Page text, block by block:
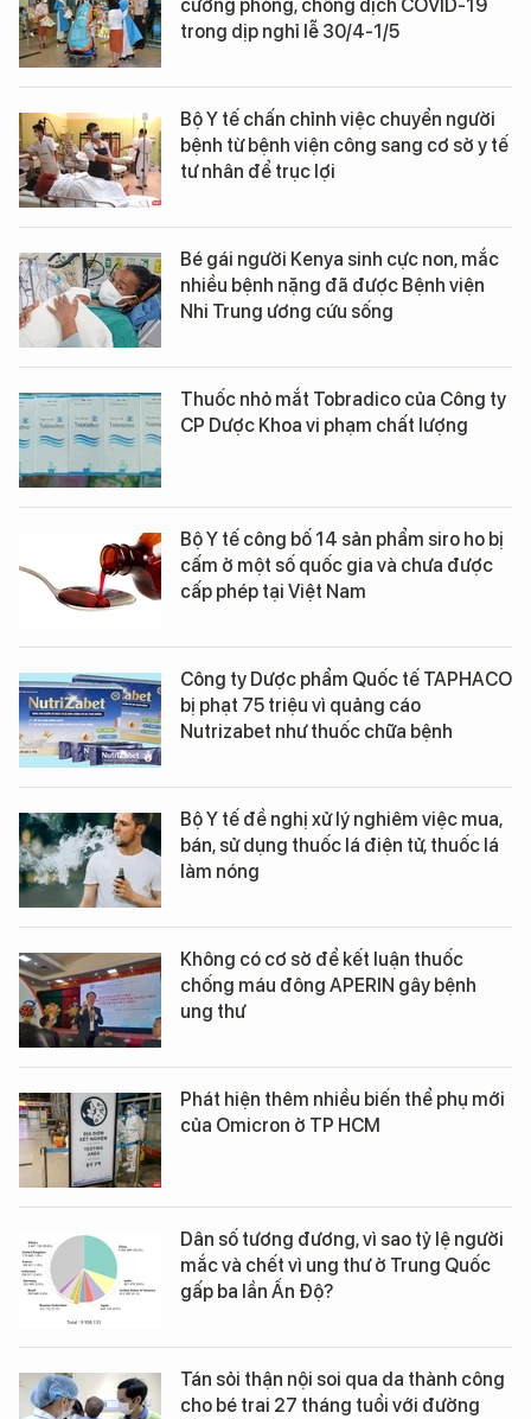
cường phòng, chống dịch COVID-19
trong dịp nghỉ lễ 30/4-1/5
Bộ Y tế chấn chỉnh việc chuyển người
bệnh từ bệnh viện công sang cơ sở y tế
tư nhân để trục lợi
Bé gái người Kenya sinh cực non, mắc
nhiều bệnh nặng đã được Bệnh viện
Nhi Trung ương cứu sống
Thuốc nhỏ mắt Tobradico của Công ty
CP Dược Khoa vi phạm chất lượng
Bộ Y tế công bố 14 sản phẩm siro ho bị
cấm ở một số quốc gia và chưa được
cấp phép tại Việt Nam
Công ty Dược phẩm Quốc tế TAPHACO
bị phạt 75 triệu vì quảng cáo
Nutrizabet như thuốc chữa bệnh
Bộ Y tế đề nghị xử lý nghiêm việc mua,
bán, sử dụng thuốc lá điện tử, thuốc lá
làm nóng
Không có cơ sở để kết luận thuốc
chống máu đông APERIN gây bệnh
ung thư
Phát hiện thêm nhiều biến thể phụ mới
của Omicron ở TP HCM
Dân số tương đương, vì sao tỷ lệ người
mắc và chết vì ung thư ở Trung Quốc
gấp ba lần Ấn Độ?
Tán sỏi thận nội soi qua da thành công
cho bé trai 27 tháng tuổi với đường